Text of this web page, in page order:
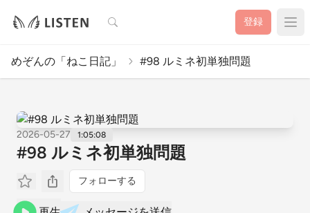
検索 登録
めぞんの「ねこ日記」 #98 ルミネ初単独問題
2026-05-27 1:05:08
#98 ルミネ初単独問題
フォローする